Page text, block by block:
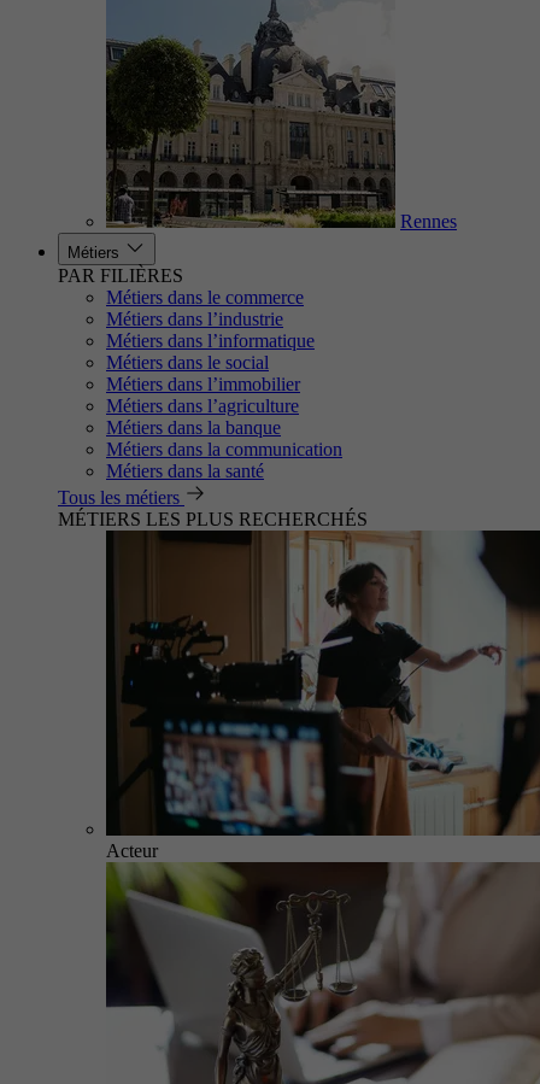
Rennes
Métiers
PAR FILIÈRES
Métiers dans le commerce
Métiers dans l’industrie
Métiers dans l’informatique
Métiers dans le social
Métiers dans l’immobilier
Métiers dans l’agriculture
Métiers dans la banque
Métiers dans la communication
Métiers dans la santé
Tous les métiers
MÉTIERS LES PLUS RECHERCHÉS
Acteur